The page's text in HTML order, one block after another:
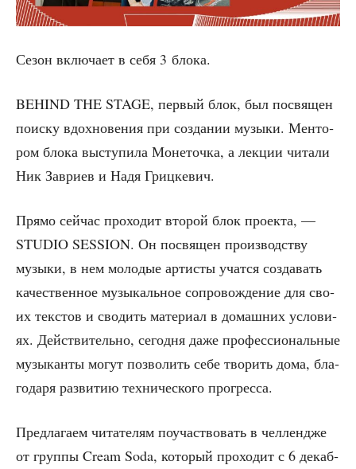
Сезон вклю­ча­ет в себя 3 блока.
BEHIND THE STAGE, пер­вый блок, был посвя­щен
поис­ку вдох­но­ве­ния при созда­нии музы­ки. Мен­то­
ром бло­ка высту­пи­ла Моне­точ­ка, а лек­ции чита­ли
Ник Заври­ев и Надя Грицкевич.
Пря­мо сейчас про­хо­дит вто­рой блок про­ек­та, —
STUDIO SESSION. Он посвя­щен про­из­вод­ству
музы­ки, в нем моло­дые арти­сты учат­ся созда­вать
каче­ствен­ное музы­каль­ное сопро­вож­де­ние для сво­
их тек­стов и сво­дить мате­ри­ал в домаш­них усло­ви­
ях. Действительно, сего­дня даже про­фес­си­о­наль­ные
музы­кан­ты могут поз­во­лить себе тво­рить дома, бла­
го­да­ря раз­ви­тию тех­ни­че­ско­го прогресса.
Пред­ла­га­ем чита­те­лям поучаст­во­вать в чел­лен­дже
от груп­пы Cream Soda, кото­рый про­хо­дит с 6 декаб­